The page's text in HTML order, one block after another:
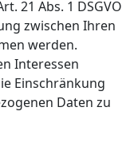
21 Abs. 1 DSGVO
zwischen Ihren
werden.
Interessen
Einschränkung
Daten zu